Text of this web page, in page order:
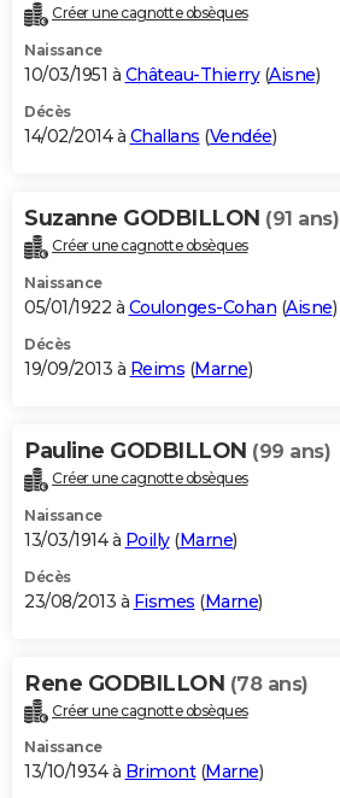
Créer une cagnotte obsèques
Naissance
10/03/1951 à Château-Thierry(Aisne)
Décès
14/02/2014 à Challans (Vendée)
Suzanne GODBILLON (91 ans)
Créer une cagnotte obsèques
Naissance
05/01/1922 à Coulonges-Cohan (Aisne)
Décès
19/09/2013 à Reims (Marne)
Pauline GODBILLON (99 ans)
Créer une cagnotte obsèques
Naissance
13/03/1914 à Poilly(Marne)
Décès
23/08/2013 à Fismes (Marne)
Rene GODBILLON (78 ans)
Créer une cagnotte obsèques
Naissance
13/10/1934 à Brimont(Marne)